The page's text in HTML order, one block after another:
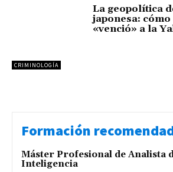
CRIMINOLOGÍA
La geopolítica
japonesa:
«venció» a la
Formación
Máster Profesional de Analista
Inteligencia